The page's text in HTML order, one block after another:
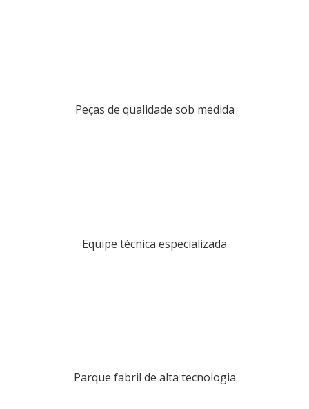
Peças de qualidade sob medida
Equipe técnica especializada
Parque fabril de alta tecnologia